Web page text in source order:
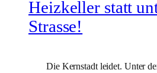
Heizkeller statt
Strasse!
Die Kernstadt leidet. Unter